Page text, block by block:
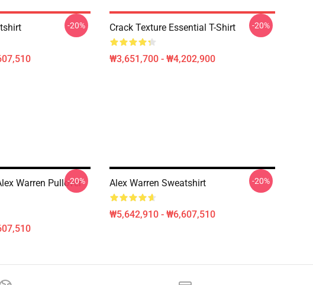
-20% Crack Texture Essential T-Shirt
₩3,651,700 - ₩4,202,900
-20%
Warren Pullover
-20% Alex Warren Sweatshirt
₩5,642,910 - ₩6,607,510
-20%